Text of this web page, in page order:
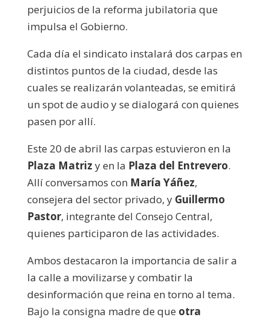
perjuicios de la reforma jubilatoria que
impulsa el Gobierno.
Cada día el sindicato instalará dos carpas en
distintos puntos de la ciudad, desde las
cuales se realizarán volanteadas, se emitirá
un spot de audio y se dialogará con quienes
pasen por allí.
Este 20 de abril las carpas estuvieron en la
Plaza Matriz y en la Plaza del Entrevero.
Allí conversamos con María Yáñez,
consejera del sector privado, y Guillermo
Pastor, integrante del Consejo Central,
quienes participaron de las actividades.
Ambos destacaron la importancia de salir a
la calle a movilizarse y combatir la
desinformación que reina en torno al tema.
Bajo la consigna madre de que otra